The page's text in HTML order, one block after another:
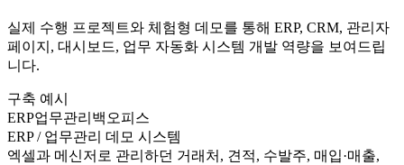
실제 수행 프로젝트와 체험형 데모를 통해 ERP, CRM, 관리자
페이지, 대시보드, 업무 자동화 시스템 개발 역량을 보여드립
니다.
구축 예시
ERP업무관리 백오피스
ERP / 업무관리 데모 시스템
엑셀과 메신저로 관리하던 거래처, 견적, 수발주, 매입·매출,